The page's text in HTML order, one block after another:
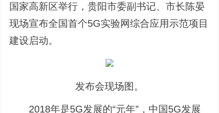
国家高新区举行，贵阳市委副书记、市长陈晏
现场宣布全国首个5G实验网综合应用示范项目
建设启动。
发布会现场图。
2018年是5G发展的“元年”，中国5G发展